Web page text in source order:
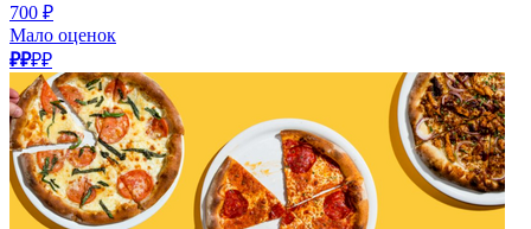
700 ₽
Мало оценок
₽₽₽₽